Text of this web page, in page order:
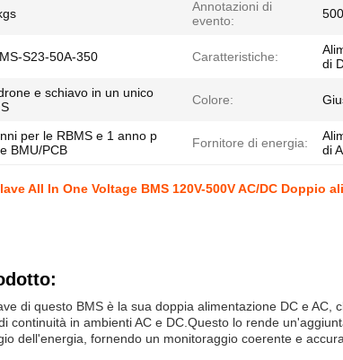
Annotazioni di
evento:
S23-50A-350 Caratteristiche:
di
e schiavo in un unico
Colore:
per le RBMS e 1 anno p
BMU/PCB
Fornitore di energia:
di
All In One Voltage BMS 120V-500V AC/DC Doppio
di questo BMS è la sua doppia alimentazione DC e AC,
continuità in ambienti AC e DC.Questo lo rende
dell'energia, fornendo un monitoraggio coerente e